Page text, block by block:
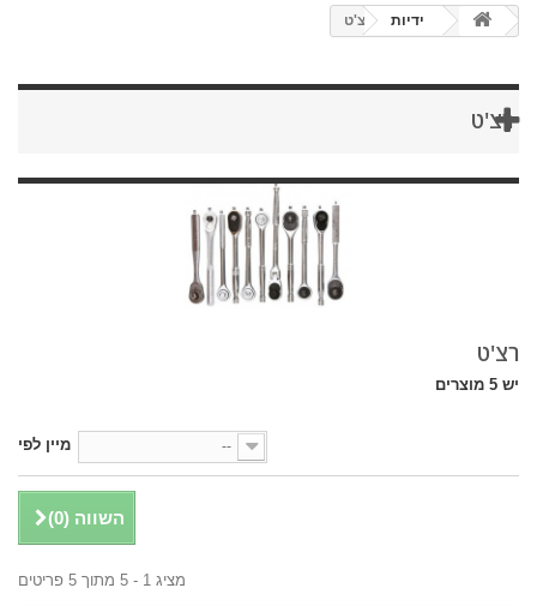
ידיות רצ'ט
רצ'ט
רצ'ט
יש 5 מוצרים
מיין לפי --
השווה (0
)
מציג 1 - 5 מתוך 5 פריטים